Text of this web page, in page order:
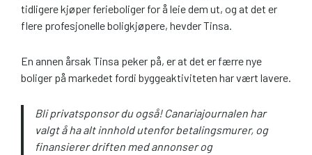
tidligere kjøper ferieboliger for å leie dem ut, og at det er
flere profesjonelle boligkjøpere, hevder Tinsa.
En annen årsak Tinsa peker på, er at det er færre nye
boliger på markedet fordi byggeaktiviteten har vært lavere.
Bli privatsponsor du også! Canariajournalen har
valgt å ha alt innhold utenfor betalingsmurer, og
finansierer driften med annonser og